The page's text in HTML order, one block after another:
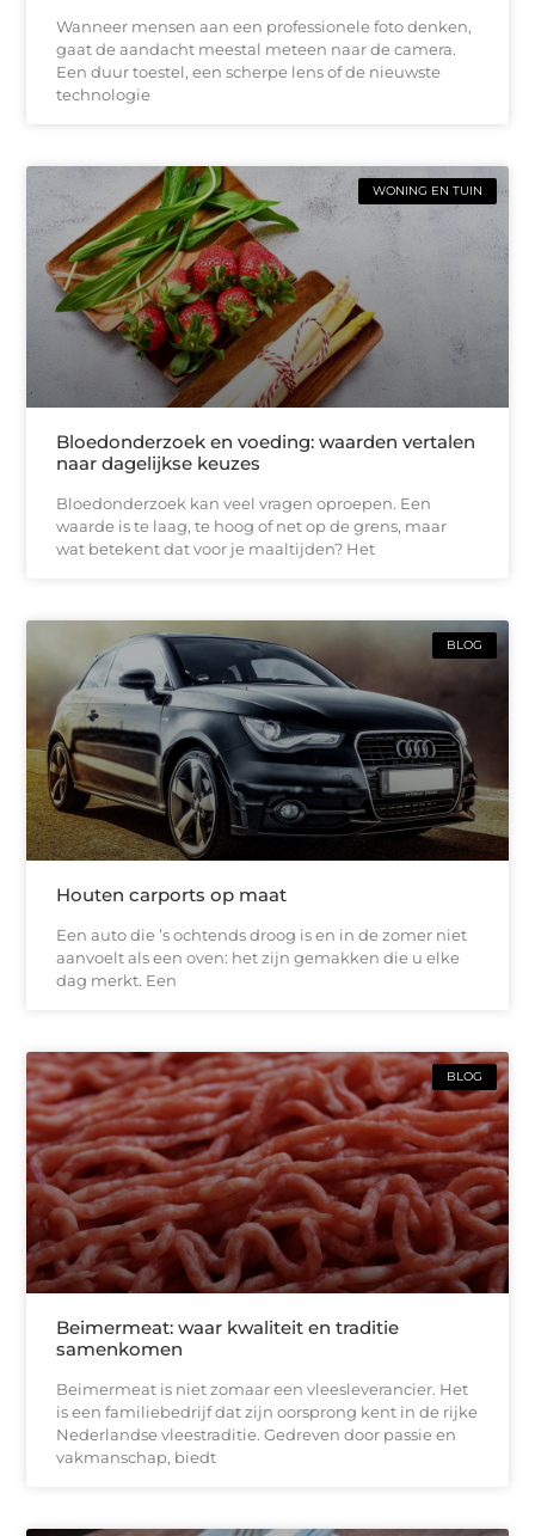
Wanneer mensen aan een professionele foto denken,
gaat de aandacht meestal meteen naar de camera.
Een duur toestel, een scherpe lens of de nieuwste
technologie
WONING EN TUIN
Bloedonderzoek en voeding: waarden vertalen
naar dagelijkse keuzes
Bloedonderzoek kan veel vragen oproepen. Een
waarde is te laag, te hoog of net op de grens, maar
wat betekent dat voor je maaltijden? Het
BLOG
Houten carports op maat
Een auto die ’s ochtends droog is en in de zomer niet
aanvoelt als een oven: het zijn gemakken die u elke
dag merkt. Een
BLOG
Beimermeat: waar kwaliteit en traditie
samenkomen
Beimermeat is niet zomaar een vleesleverancier. Het
is een familiebedrijf dat zijn oorsprong kent in de rijke
Nederlandse vleestraditie. Gedreven door passie en
vakmanschap, biedt